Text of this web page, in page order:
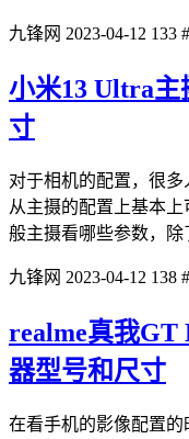
九锋网 2023-04-12 133 #
小米13 Ultra主
寸
对于相机的配置，很多
从主摄的配置上基本
般主摄看哪些参数，除
九锋网 2023-04-12 138 #
realme真我GT
器型号和尺寸
在看手机的影像配置